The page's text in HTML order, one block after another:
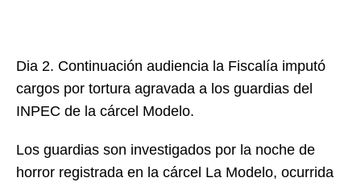
Dia 2. Continuación audiencia la Fiscalía imputó
cargos por tortura agravada a los guardias del
INPEC de la cárcel Modelo.
Los guardias son investigados por la noche de
horror registrada en la cárcel La Modelo, ocurrida